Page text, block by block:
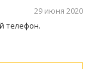
29 июня 2020
телефон.